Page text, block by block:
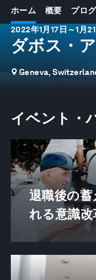
ホーム 概要 プロ
2022年1月17日 ～1月
ダボス・
Geneva,
イベント・
退職後の
れる意識